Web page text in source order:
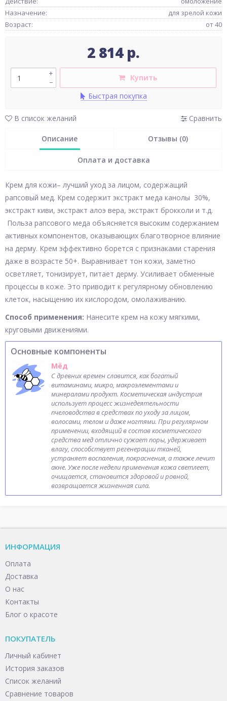
Назначение:
для зрелой кожи
Возраст:
от 40
2 814 р.
–
+
Купить
Быстрая покупка
В список желаний Сравнить
Описание Отзывы (0)
Оплата и доставка
Крем для кожи– лучший уход за лицом, содержащий
рапсовый мед. Крем содержит экстракт меда канолы 30%,
экстракт киви, экстракт алоэ вера, экстракт брокколи и т.д.
Польза рапсового меда объясняется высоким содержанием
активных компонентов, оказывающих благотворное влияние
на дерму. Крем эффективно борется с признаками старения
даже в возрасте 50+. Выравнивает тон кожи, заметно
осветляет, тонизирует, питает дерму. Усиливает обменные
процессы в коже. Это приводит к регулярному обновлению
клеток, насыщению их кислородом, омолаживанию.
Способ применения: Нанесите крем на кожу мягкими,
круговыми движениями.
Основные компоненты
Мёд
С древних времен славится, как богатый
витаминами, микро, макроэлементами и
минералами продукт. Косметическая индустрия
использует процесс жизнедеятельности
пчеловодства в средствах по уходу за лицом,
волосами, телом и даже ногтями. При регулярном
применении, входящий в состав косметического
средства мед отлично сужает поры, удерживает
влагу, способствует регенерации тканей,
устраняет воспаления, покраснения, а также лечит
акне. Уже после недели применения кожа светлеет,
очищается, становится здоровой и ровной,
возвращается жизненная сила.
ИНФОРМАЦИЯ
Оплата
Доставка
О нас
Контакты
Блог о красоте
ПОКУПАТЕЛЬ
Личный кабинет
История заказов
Список желаний
Сравнение товаров